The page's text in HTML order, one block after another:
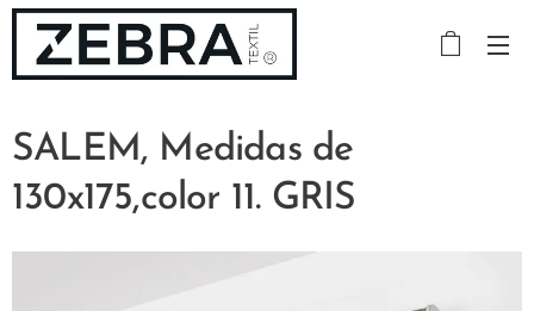
SALEM, Medidas de
130x175,color 11. GRIS